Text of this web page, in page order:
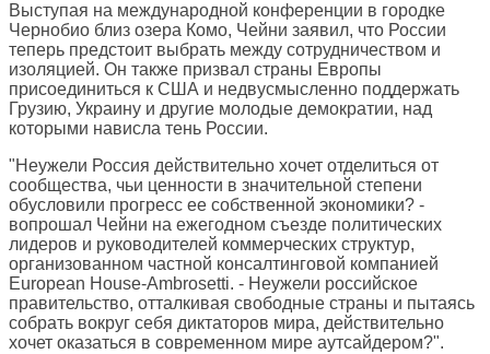
Выступая на международной конференции в городке
Чернобио близ озера Комо, Чейни заявил, что России
теперь предстоит выбрать между сотрудничеством и
изоляцией. Он также призвал страны Европы
присоединиться к США и недвусмысленно поддержать
Грузию, Украину и другие молодые демократии, над
которыми нависла тень России.
"Неужели Россия действительно хочет отделиться от
сообщества, чьи ценности в значительной степени
обусловили прогресс ее собственной экономики? -
вопрошал Чейни на ежегодном съезде политических
лидеров и руководителей коммерческих структур,
организованном частной консалтинговой компанией
European House-Ambrosetti. - Неужели российское
правительство, отталкивая свободные страны и пытаясь
собрать вокруг себя диктаторов мира, действительно
хочет оказаться в современном мире аутсайдером?".